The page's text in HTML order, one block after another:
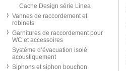
Cache Design série Linea
Vannes de raccordement et
robinets
Garnitures de raccordement pour
WC et accessoires
Système d‘évacuation isolé
acoustiquement
Siphons et siphon bouchon